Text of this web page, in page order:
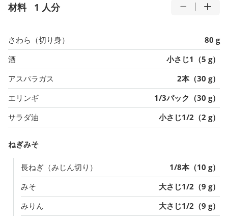
材料 1 人分
さわら（切り身）
80 g
酒
小さじ1（5 g）
アスパラガス
2本（30 g）
エリンギ
1/3パック（30 g）
サラダ油
小さじ1/2（2 g）
ねぎみそ
長ねぎ（みじん切り）
1/8本（10 g）
みそ
大さじ1/2（9 g）
みりん
大さじ1/2（9 g）